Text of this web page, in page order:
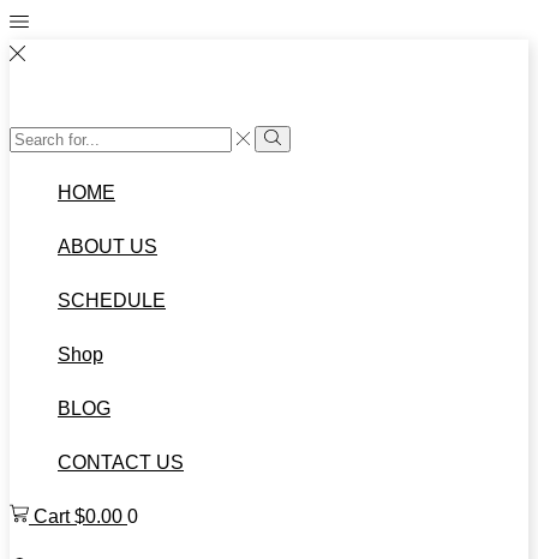
HOME
ABOUT US
SCHEDULE
Shop
BLOG
CONTACT US
Cart$0.00 0